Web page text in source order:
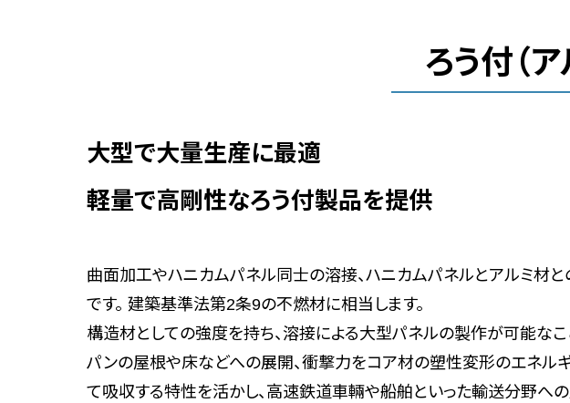
ろう付（
大型で大量生産に最適
軽量で高剛性なろう付製品を提供
曲面加工やハニカムパネル同士の溶接、ハニカムパネルとアルミ材
です。 建築基準法第2条9の不燃材に相当します。
構造材としての強度を持ち、溶接による大型パネルの製作が可能なこ
パンの屋根や床などへの展開、衝撃力をコア材の塑性変形のエネル
て吸収する特性を活かし、高速鉄道車輛や船舶といった輸送分野へ